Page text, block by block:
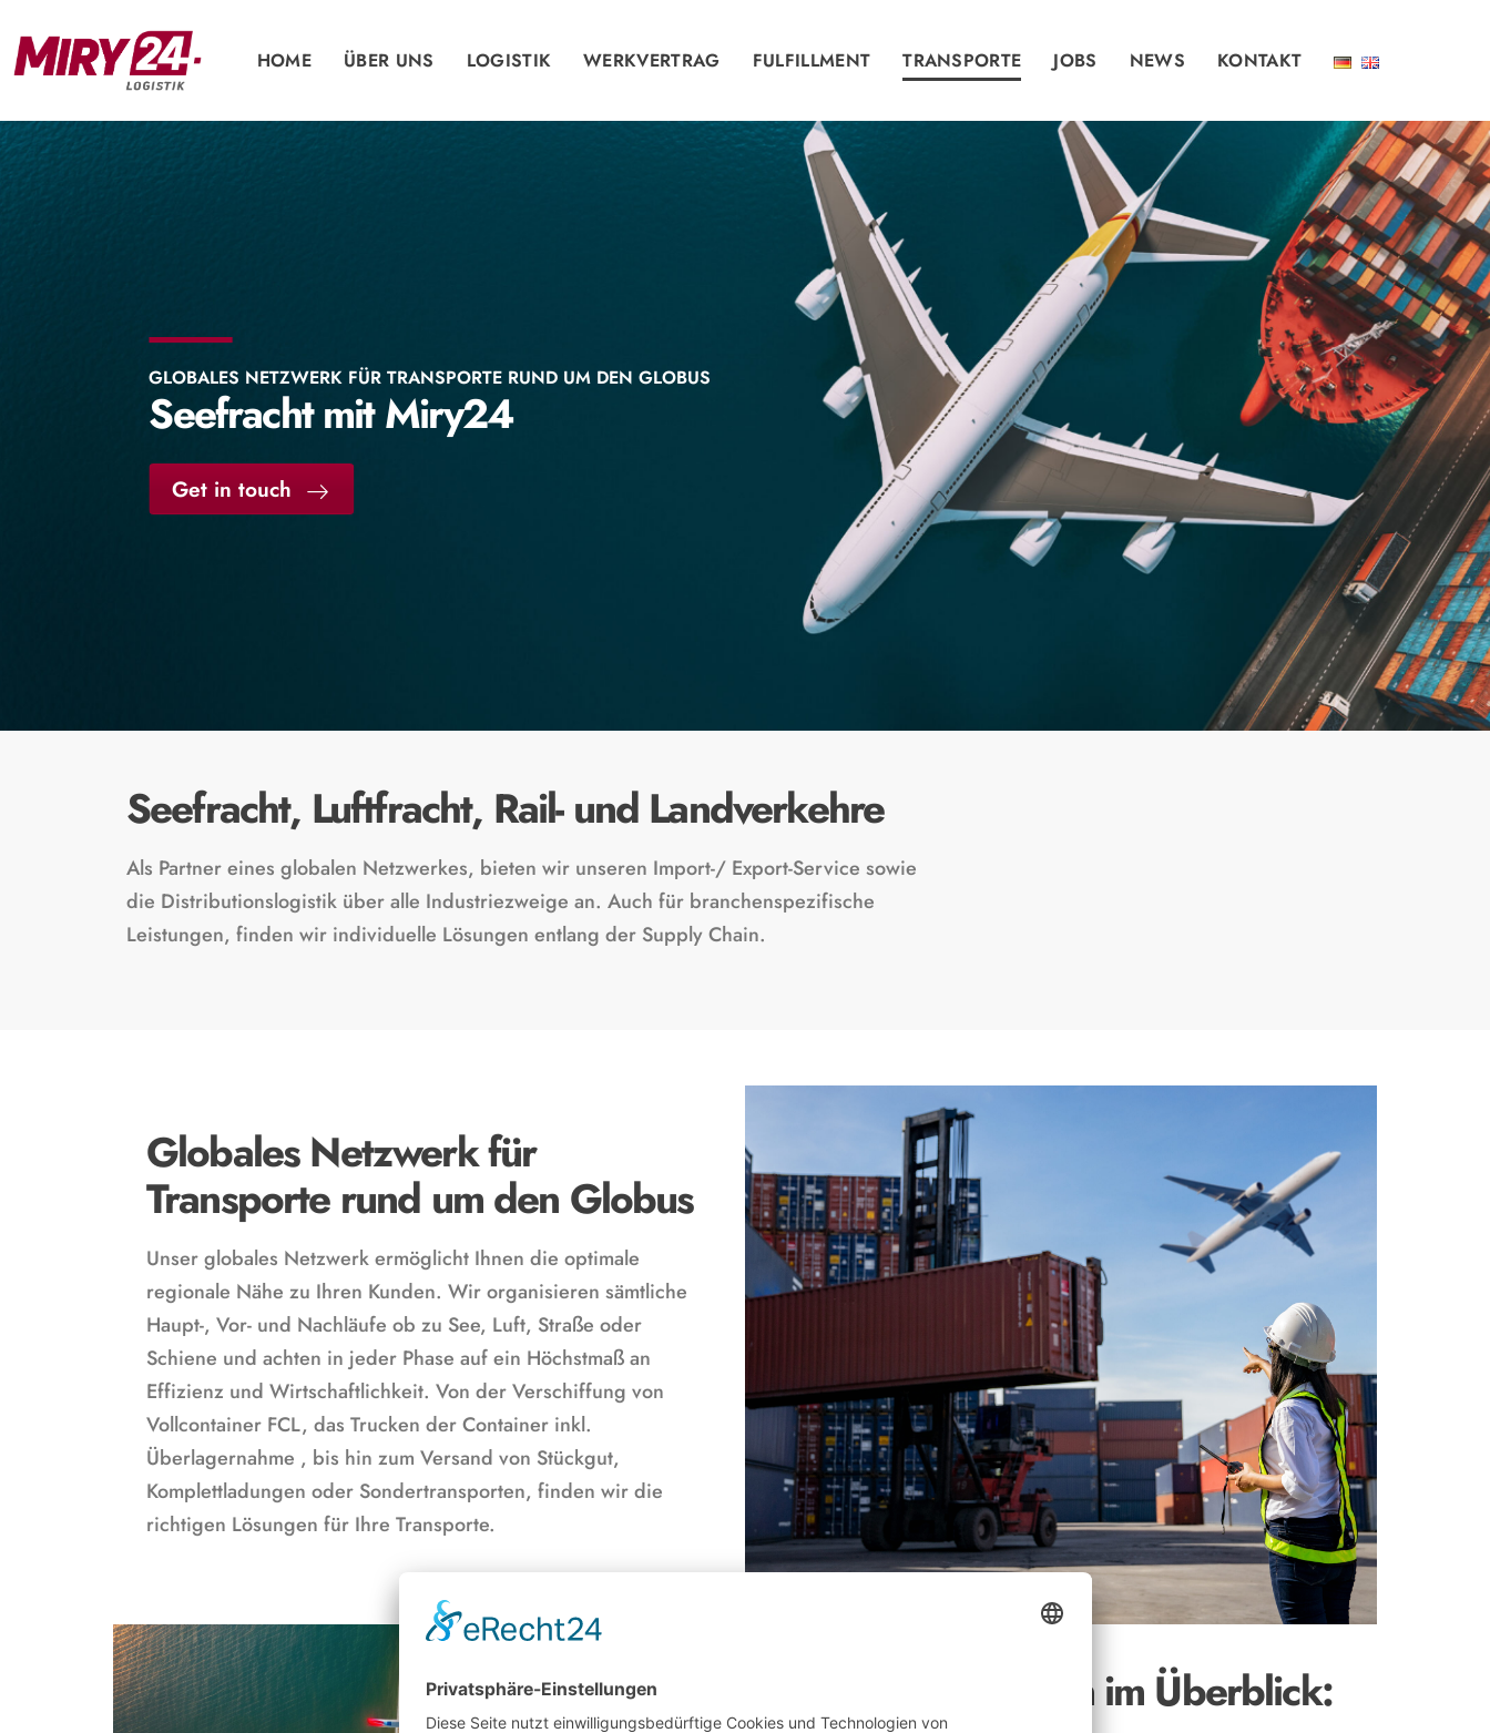
HOME ÜBER UNS LOGISTIK WERKVERTRAG FULFILLMENT TRANSPORTE JOBS NEWS KONTAKT
GLOBALES NETZWERK FÜR TRANSPORTE RUND UM DEN GLOBUS
Seefracht mit Miry24
Get in touch
Seefracht, Luftfracht, Rail- und Landverkehre
Als Partner eines globalen Netzwerkes, bieten wir unseren Import-/ Export-Service sowie
die Distributionslogistik über alle Industriezweige an. Auch für branchenspezifische
Leistungen, finden wir individuelle Lösungen entlang der Supply Chain.
Globales Netzwerk für
Transporte rund um den Globus
Unser globales Netzwerk ermöglicht Ihnen die optimale
regionale Nähe zu Ihren Kunden. Wir organisieren sämtliche
Haupt-, Vor- und Nachläufe ob zu See, Luft, Straße oder
Schiene und achten in jeder Phase auf ein Höchstmaß an
Effizienz und Wirtschaftlichkeit. Von der Verschiffung von
Vollcontainer FCL, das Trucken der Container inkl.
Überlagernahme , bis hin zum Versand von Stückgut,
Komplettladungen oder Sondertransporten, finden wir die
richtigen Lösungen für Ihre Transporte.
Unsere Leistungen im Überblick: